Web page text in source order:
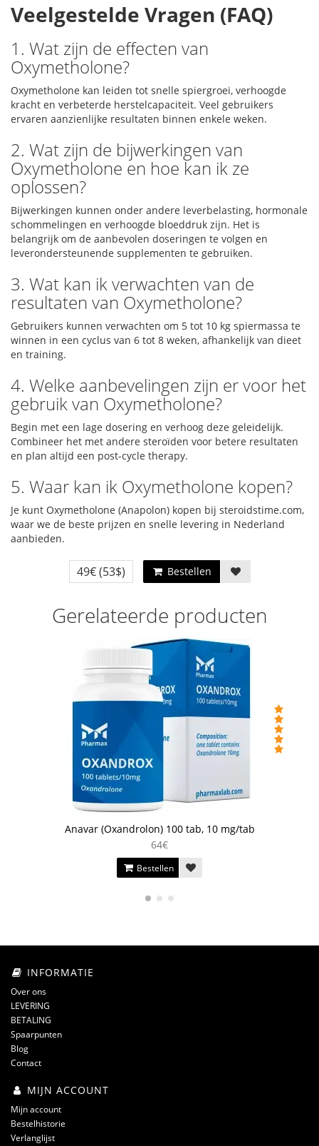
Veelgestelde Vragen (FAQ)
1. Wat zijn de effecten van
Oxymetholone?
Oxymetholone kan leiden tot snelle spiergroei, verhoogde
kracht en verbeterde herstelcapaciteit. Veel gebruikers
ervaren aanzienlijke resultaten binnen enkele weken.
2. Wat zijn de bijwerkingen van
Oxymetholone en hoe kan ik ze
oplossen?
Bijwerkingen kunnen onder andere leverbelasting, hormonale
schommelingen en verhoogde bloeddruk zijn. Het is
belangrijk om de aanbevolen doseringen te volgen en
leverondersteunende supplementen te gebruiken.
3. Wat kan ik verwachten van de
resultaten van Oxymetholone?
Gebruikers kunnen verwachten om 5 tot 10 kg spiermassa te
winnen in een cyclus van 6 tot 8 weken, afhankelijk van dieet
en training.
4. Welke aanbevelingen zijn er voor het
gebruik van Oxymetholone?
Begin met een lage dosering en verhoog deze geleidelijk.
Combineer het met andere steroïden voor betere resultaten
en plan altijd een post-cycle therapy.
5. Waar kan ik Oxymetholone kopen?
Je kunt Oxymetholone (Anapolon) kopen bij steroidstime.com,
waar we de beste prijzen en snelle levering in Nederland
aanbieden.
49€(53$) Bestellen
Gerelateerde producten
Anavar (Oxandrolon) 100 tab, 10 mg/tab
64€
Bestellen
INFORMATIE
Over ons
LEVERING
BETALING
Spaarpunten
Blog
Contact
MIJN ACCOUNT
Mijn account
Bestelhistorie
Verlanglijst